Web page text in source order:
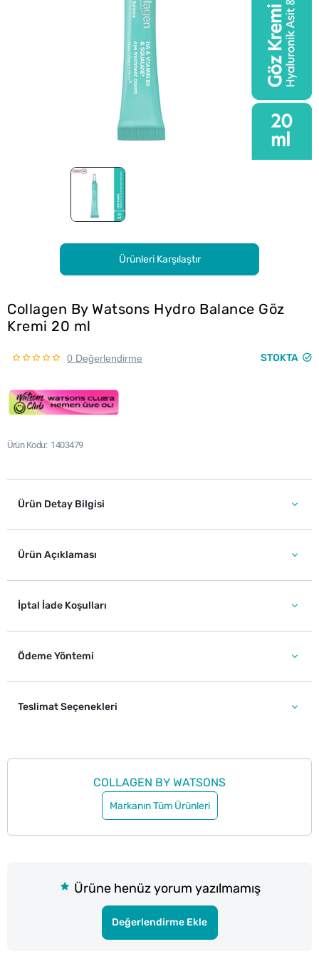
Ürünleri Karşılaştır
Collagen By Watsons Hydro Balance Göz
Kremi 20 ml
0 Değerlendirme STOKTA
Ürün Kodu 1403479
Ürün Detay Bilgisi
Ürün Açıklaması
İptal İade Koşulları
Ödeme Yöntemi
Teslimat Seçenekleri
COLLAGEN BY WATSONS
Markanın Tüm Ürünleri
Ürüne henüz yorum yazılmamış
Değerlendirme Ekle